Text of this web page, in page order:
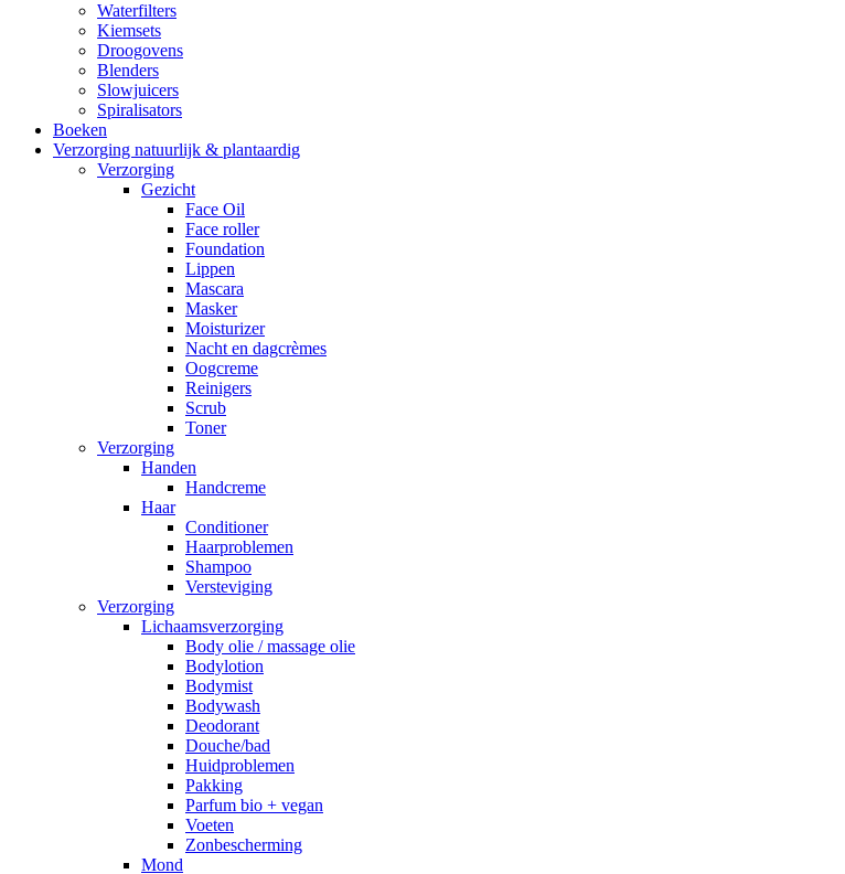
Waterfilters
Kiemsets
Droogovens
Blenders
Slowjuicers
Spiralisators
Boeken
Verzorging natuurlijk & plantaardig
Verzorging
Gezicht
Face Oil
Face roller
Foundation
Lippen
Mascara
Masker
Moisturizer
Nacht en dagcrèmes
Oogcreme
Reinigers
Scrub
Toner
Verzorging
Handen
Handcreme
Haar
Conditioner
Haarproblemen
Shampoo
Versteviging
Verzorging
Lichaamsverzorging
Body olie / massage olie
Bodylotion
Bodymist
Bodywash
Deodorant
Douche/bad
Huidproblemen
Pakking
Parfum bio + vegan
Voeten
Zonbescherming
Mond